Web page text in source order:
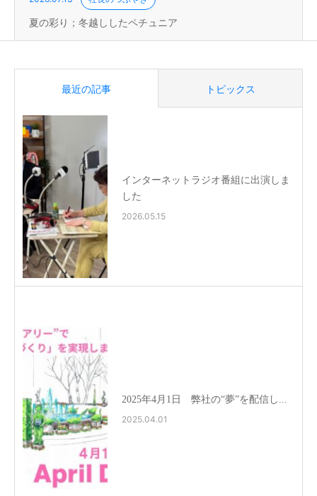
夏の彩り；冬越ししたペチュニア
最近の記事 トピックス
インターネットラジオ番組に出演しま
した
2026.05.15
2025年4月1日 弊社の“夢”を配信し...
2025.04.01